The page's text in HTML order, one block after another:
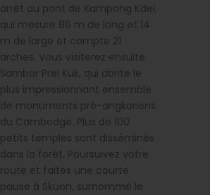
arrêt au pont de Kampong Kdei,
qui mesure 86 m de long et 14
m de large et compte 21
arches. Vous visiterez ensuite
Sambor Prei Kuk, qui abrite le
plus impressionnant ensemble
de monuments pré-angkoriens
du Cambodge. Plus de 100
petits temples sont disséminés
dans la forêt. Poursuivez votre
route et faites une courte
pause à Skuon, surnommé le